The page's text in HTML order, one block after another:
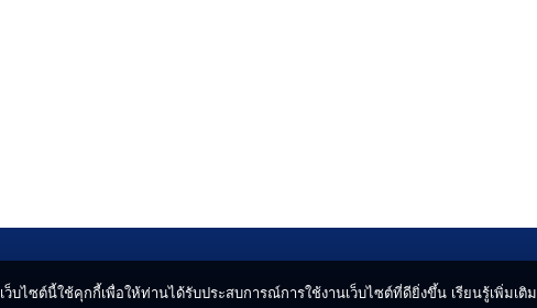
เว็บไซต์นี้ใช้คุกกี้เพื่อให้ท่านได้รับประสบการณ์การใช้งานเว็บไซต์ที่ดียิ่งขึ้น เรียนรู้เพิ่มเติม